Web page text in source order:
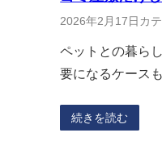
2026年2月17日 カ
ペットとの暮ら
要になるケース
続きを読む